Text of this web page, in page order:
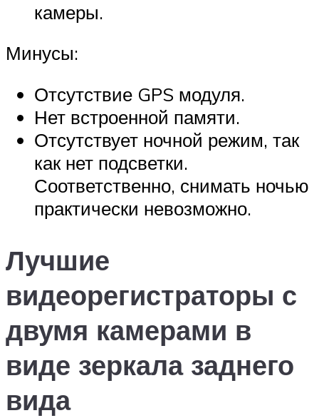
камеры.
Минусы:
Отсутствие GPS модуля.
Нет встроенной памяти.
Отсутствует ночной режим, так
как нет подсветки.
Соответственно, снимать ночью
практически невозможно.
Лучшие
видеорегистраторы с
двумя камерами в
виде зеркала заднего
вида